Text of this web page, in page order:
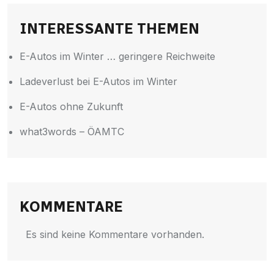
INTERESSANTE THEMEN
E-Autos im Winter … geringere Reichweite
Ladeverlust bei E-Autos im Winter
E-Autos ohne Zukunft
what3words – ÖAMTC
KOMMENTARE
Es sind keine Kommentare vorhanden.